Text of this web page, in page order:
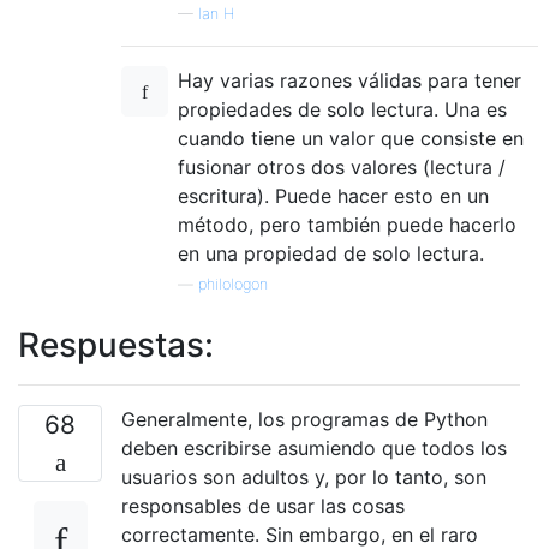
— Ian H
Hay varias razones válidas para tener
propiedades de solo lectura. Una es
cuando tiene un valor que consiste en
fusionar otros dos valores (lectura /
escritura). Puede hacer esto en un
método, pero también puede hacerlo
en una propiedad de solo lectura.
philologon
Respuestas:
68
Generalmente, los programas de Python
deben escribirse asumiendo que todos los
usuarios son adultos y, por lo tanto, son
responsables de usar las cosas
correctamente. Sin embargo, en el raro